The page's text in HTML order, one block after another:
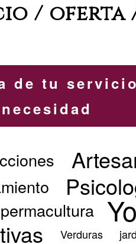
/ oferta
de tu
permacultura
Verduras